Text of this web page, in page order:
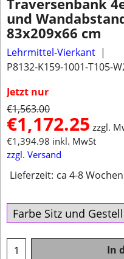
und
83x209x66 cm
Lehrmittel-Vierkant
P8132-K159-1001-T105-
Jetzt nur
€1,563.00
€1,172.25 zzgl.
€1,394.98 inkl. MwSt
zzgl. Versand
Lieferzeit: ca 4-8 Wochen
In